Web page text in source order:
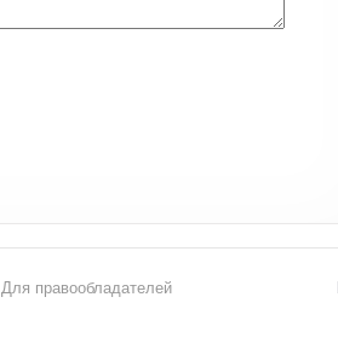
Для правообладателей